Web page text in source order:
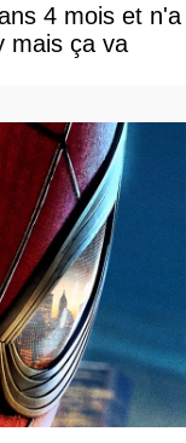
4 mois et n'a
mais ça va